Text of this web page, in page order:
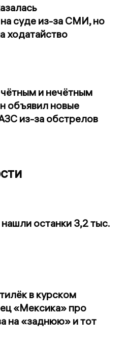
на суде из-за СМИ, но
ходатайство
и нечётным
объявил новые
из-за обстрелов
останки 3,2 тыс.
в курском
«Мексика» про
на «заднюю» и тот